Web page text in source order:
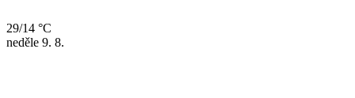
29/14 °C
neděle 9. 8.